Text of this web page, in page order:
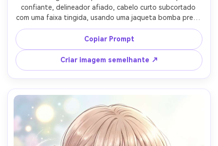
confiante, delineador afiado, cabelo curto subcortado
com uma faixa tingida, usando uma jaqueta bomba preta
e colar de corrente, beco de neon em uma cidade
futurista, luz de borda colorida forte de sinalização,
tintas ousadas com crosshatching controlado,
destaques reflexivos no cabelo, ângulo de três quartos,
atmosfera cinematográfica, tonos de tela de alto
contraste, linha ultra limpa, sem logotipo ou texto, lente
de 85mm, profundidade de campo rasa-AR 4:5
Copiar Prompt
Criar imagem semelhante ↗